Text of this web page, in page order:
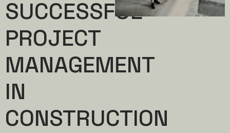
SUCCESSFUL
PROJECT
MANAGEMENT
IN
CONSTRUCTION